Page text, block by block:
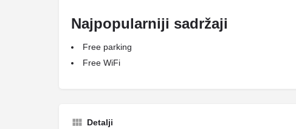
Najpopularniji sadržaji
Free parking
Free WiFi
Detalji